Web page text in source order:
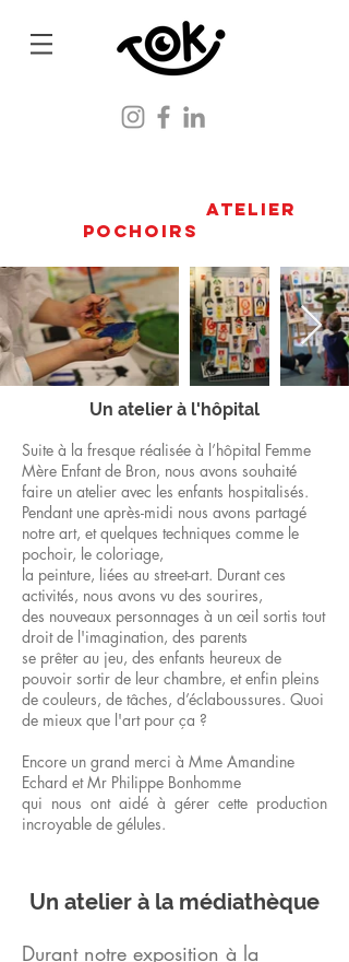
Atelier
pochoirs
Un atelier à l'hôpital
Suite à la fresque réalisée à l’hôpital Femme
Mère Enfant de Bron, nous avons souhaité
faire un atelier avec les enfants hospitalisés.
Pendant une après-midi nous avons partagé
notre art, et quelques techniques comme le
pochoir, le coloriage,
la peinture, liées au street-art. Durant ces
activités, nous avons vu des sourires,
des nouveaux personnages à un œil sortis tout
droit de l'imagination, des parents
se prêter au jeu, des enfants heureux de
pouvoir sortir de leur chambre, et enfin pleins
de couleurs, de tâches, d’éclaboussures. Quoi
de mieux que l'artpour ça ?
Encore un grand merci à Mme Amandine
Echard et Mr Philippe Bonhomme
qui nous ont aidé à gérer cette production
incroyable de gélules.
Un atelier à la médiathèque
Durant notre exposition à la